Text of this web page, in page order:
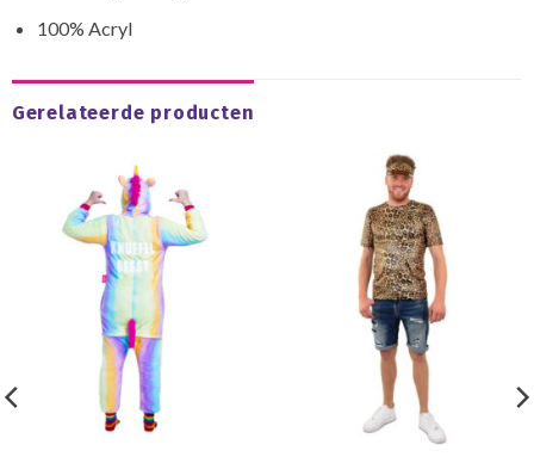
100% Acryl
Gerelateerde producten